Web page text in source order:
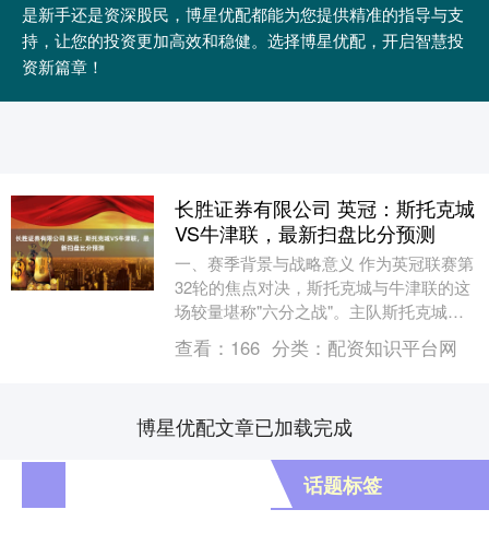
是新手还是资深股民，博星优配都能为您提供精准的指导与支
持，让您的投资更加高效和稳健。选择博星优配，开启智慧投
资新篇章！
长胜证券有限公司 英冠：斯托克城
VS牛津联，最新扫盘比分预测
一、赛季背景与战略意义 作为英冠联赛第
32轮的焦点对决，斯托克城与牛津联的这
场较量堪称"六分之战"。主队斯托克城目
前位列积分榜第7位，距离升级附加赛区仅
差2分，....
查看： 166 分类： 配资知识平台网
博星优配文章已加载完成
话题标签